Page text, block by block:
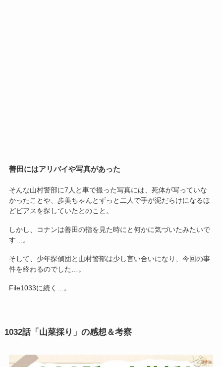
善田にはアリバイや写真があった
そんな山村警部に7人と車で撮った写真には、死体が写っていな
かったことや、歩美ちゃんとずっと二人で手が泥だらけになるほ
どピアスを探していたとのこと。
しかし、コナンは善田の指を見た時にと何かに気づいたみたいで
す…。
そして、少年探偵団と山村警部は少し言い合いになり、今回の事
件を終わるのでした…。
File1033に続く…。
1032話「山菜採り」の感想＆考察